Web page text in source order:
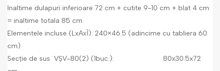
Inaltime dulapuri inferioare 72 cm + cutite 9-10 cm + blat 4 cm
= inaltime totala 85 cm
Elementele incluse (LxAxÎ): 240×46.5 (adincime cu tabliera 60
cm)
Secție de sus VȘV-80(2) (1buc.): 80х30.5х72